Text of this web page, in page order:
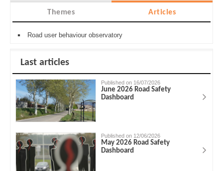
Themes Articles
Road user behaviour observatory
Last articles
Published on 16/07/2026
June 2026 Road Safety
Dashboard
Published on 12/06/2026
May 2026 Road Safety
Dashboard